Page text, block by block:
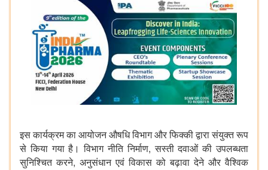
इस कार्यक्रम का आयोजन औषधि विभाग और फिक्की द्वारा संयुक्त रूप
से किया गया है। विभाग नीति निर्माण,सस्ती दवाओं की उपलब्धता
सुनिश्चित करने, अनुसंधान एवं विकास को बढ़ावा देने और वैश्विक